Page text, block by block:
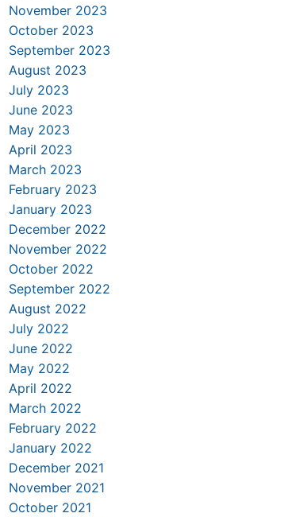
November 2023
October 2023
September 2023
August 2023
July 2023
June 2023
May 2023
April 2023
March 2023
February 2023
January 2023
December 2022
November 2022
October 2022
September 2022
August 2022
July 2022
June 2022
May 2022
April 2022
March 2022
February 2022
January 2022
December 2021
November 2021
October 2021